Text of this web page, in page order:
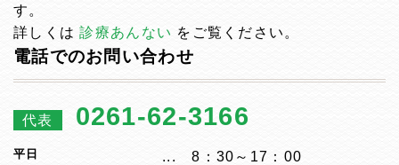
す。
詳しくは診療あんない をご覧ください。
電話でのお問い合わせ
代表 0261-62-3166
平日 8：30～17：00